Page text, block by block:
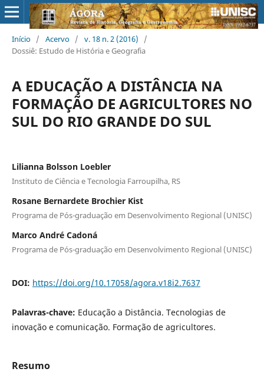
Início / Acervo / v. 18 n. 2 (2016)
/
Dossiê: Estudo de História e Geografia
A EDUCAÇÃO A DISTÂNCIA NA
FORMAÇÃO DE AGRICULTORES NO
SUL DO RIO GRANDE DO SUL
Lilianna Bolsson Loebler
Instituto de Ciência e Tecnologia Farroupilha, RS
Rosane Bernardete Brochier Kist
Programa de Pós-graduação em Desenvolvimento Regional (UNISC)
Marco André Cadoná
Programa de Pós-graduação em Desenvolvimento Regional (UNISC)
DOI: https://doi.org/10.17058/agora.v18i2.7637
Palavras-chave: Educação a Distância. Tecnologias de
inovação e comunicação. Formação de agricultores.
Resumo